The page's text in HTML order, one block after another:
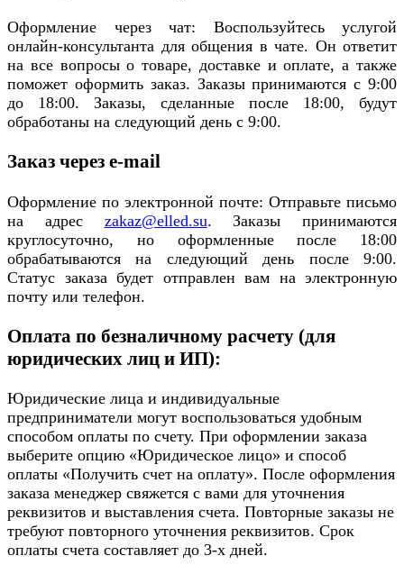
Оформление через чат: Воспользуйтесь услугой
онлайн-консультанта для общения в чате. Он ответит
на все вопросы о товаре, доставке и оплате, а также
поможет оформить заказ. Заказы принимаются с 9:00
до 18:00. Заказы, сделанные после 18:00, будут
обработаны на следующий день с 9:00.
Заказ через e-mail
Оформление по электронной почте: Отправьте письмо
на адрес zakaz@elled.su. Заказы принимаются
круглосуточно, но оформленные после 18:00
обрабатываются на следующий день после 9:00.
Статус заказа будет отправлен вам на электронную
почту или телефон.
Оплата по безналичному расчету (для
юридических лиц и ИП):
Юридические лица и индивидуальные
предприниматели могут воспользоваться удобным
способом оплаты по счету. При оформлении заказа
выберите опцию «Юридическое лицо» и способ
оплаты «Получить счет на оплату». После оформления
заказа менеджер свяжется с вами для уточнения
реквизитов и выставления счета. Повторные заказы не
требуют повторного уточнения реквизитов. Срок
оплаты счета составляет до 3-х дней.